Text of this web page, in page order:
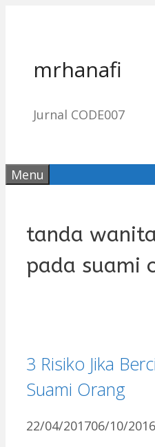
mrhanafi
Jurnal CODE007
Menu
tanda
pada suami
3 Risiko Jika
Suami Orang
22/04/201706/10/2016